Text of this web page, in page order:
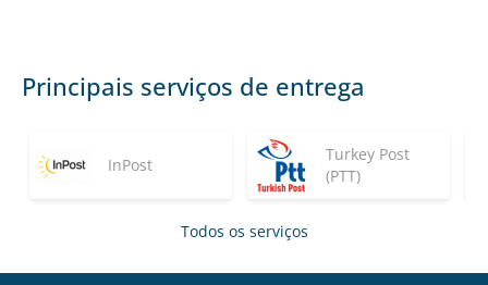
Principais serviços de entrega
InPost
Turkey Post
(PTT)
Todos os serviços